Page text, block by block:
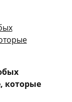
которые